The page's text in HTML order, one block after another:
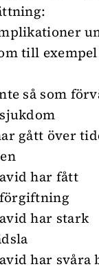
till
så som
gått över
har fått
har stark
har svåra